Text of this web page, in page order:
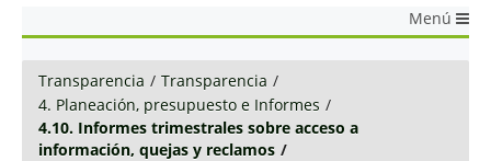
Menú
Transparencia / Transparencia /
4. Planeación, presupuesto e Informes /
4.10. Informes trimestrales sobre acceso a
información, quejas y reclamos /